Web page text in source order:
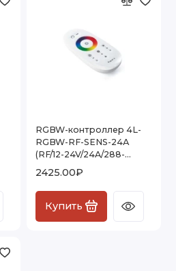
RGBW-контроллер 4L-
RGBW-RF-SENS-24А
(RF/12-24V/24A/288-
2425.00₽
Купить